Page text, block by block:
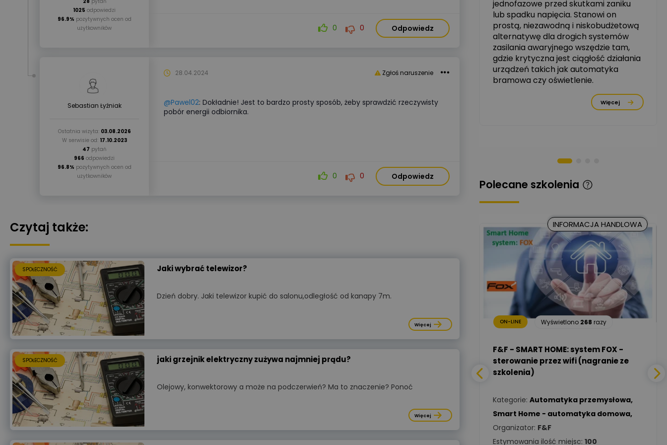
1025 odpowiedzi
96.9% pozytywnych ocen od
użytkowników
0 0 Odpowiedz
Sebastian Łyźniak
Ostatnia wizyta: 03.08.2026
W serwisie od: 17.10.2023
47 pytań
966 odpowiedzi
96.8% pozytywnych ocen od
użytkowników
Zgłoś naruszenie
28.04.2024
@Pawel02: Dokładnie! Jest to bardzo prosty sposób, żeby sprawdzić rzeczywisty
pobór energii odbiornika.
0 0 Odpowiedz
Czytaj także:
SPOŁECZNOŚĆ Jaki wybrać telewizor?
Dzień dobry. Jaki telewizor kupić do salonu,odległość od kanapy 7m.
Więcej
SPOŁECZNOŚĆ jaki grzejnik elektryczny zużywa najmniej prądu?
Olejowy, konwektorowy a może na podczerwień? Ma to znaczenie? Ponoć
Więcej
Michał Szulborski
Ekspert ETI - Dr inż. w
dziedzinie Aparatów
Elektrycznych / Senior
R&D Scientist / Product
Manager
Zadaj pytanie
Tomasz Dźwigała
Ekspert Menadżer
Piotr Muskała
Ekspert Prawnik
Marcin Nowicki
Ekspert mgr. inż. elektryk,
TIM SA
Zadaj pytanie
Renata
Januszewska
Ekspert Inżynieria
bezpieczeństwa
Zadaj pytanie
Daniel Michalik
Tomasz Kowalski Zadaj pytanie
parametry akumulatorów,
porównujemy systemy
wskazujemy najczęstsze błędy
montażowe, które decydują
długie lata.
jednofazowe przed skutkami zaniku
lub spadku napięcia. Stanowi on
prostą, niezawodną i niskobudżetową
alternatywę dla drogich systemów
zasilania awaryjnego wszędzie tam,
gdzie krytyczna jest ciągłość działania
urządzeń takich jak automatyka
bramowa czy oświetlenie.
Więcej
Polecane szkolenia
WIDEOPREZENTACJA
ZCM-42Programator czasowy
ustawiany przez Wi-Fi Zamel exta -
INFORMACJA HANDLOWA
ON-LINE Wyświetlono 268 razy
F&F - SMART HOME: system FOX -
sterowanie przez wifi (nagranie ze
szkolenia)
Kategorie: Automatyka przemysłowa,
Smart Home - automatyka domowa,
Organizator: F&F
Estymowania ilość miejsc: 100